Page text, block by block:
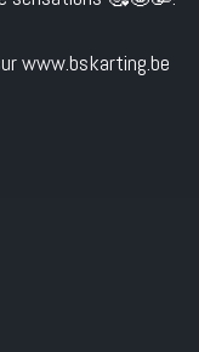
www.bskarting.be